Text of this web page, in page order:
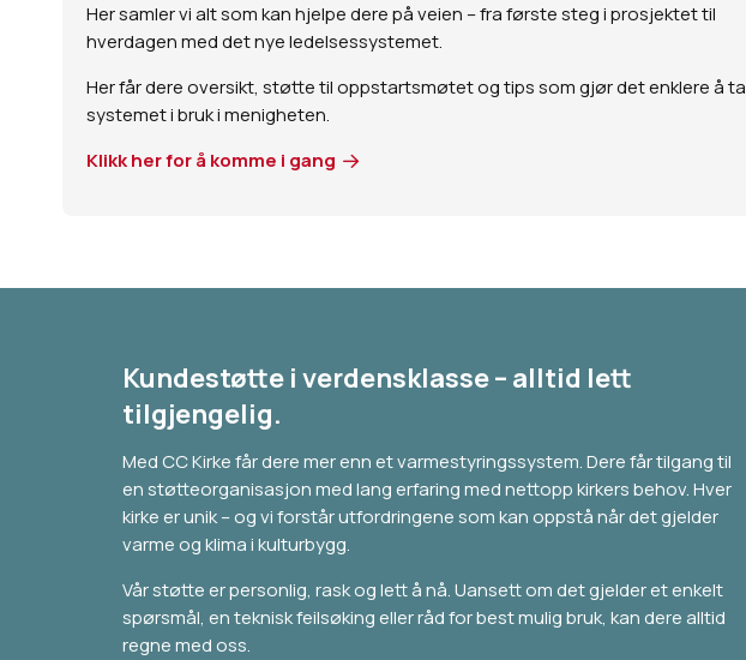
Her samler vi alt som kan hjelpe dere på veien – fra første steg i prosjektet til
hverdagen med det nye ledelsessystemet.
Her får dere oversikt, støtte til oppstartsmøtet og tips som gjør det enklere å ta
systemet i bruk i menigheten.
Klikk her for å komme i gang
Kundestøtte i verdensklasse – alltid lett
tilgjengelig.
Med CC Kirke får dere mer enn et varmestyringssystem. Dere får tilgang til
en støtteorganisasjon med lang erfaring med nettopp kirkers behov. Hver
kirke er unik – og vi forstår utfordringene som kan oppstå når det gjelder
varme og klima i kulturbygg.
Vår støtte er personlig, rask og lett å nå. Uansett om det gjelder et enkelt
spørsmål, en teknisk feilsøking eller råd for best mulig bruk, kan dere alltid
regne med oss.